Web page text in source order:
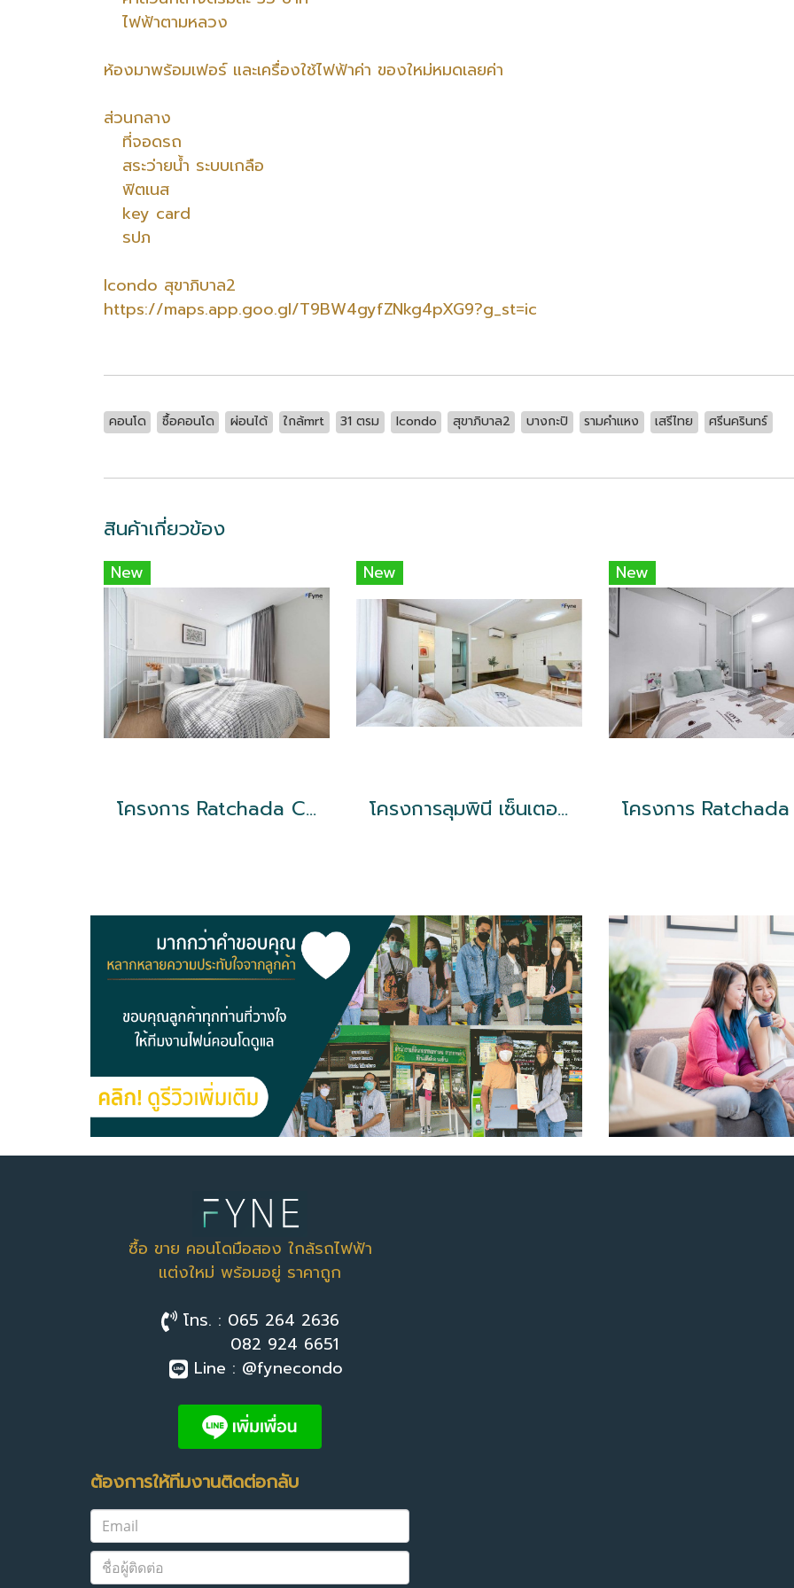
ไฟฟ้าตามหลวง
ห้องมาพร้อมเฟอร์ และเครื่องใช้ไฟฟ้าค่า ของใหม่หมดเลยค่า
ส่วนกลาง
ที่จอดรถ
สระว่ายน้ำ ระบบเกลือ
ฟิตเนส
key card
รปภ
Icondo สุขาภิบาล2
https://maps.app.goo.gl/T9BW4gyfZNkg4pXG9?g_st=ic
คอนโด ซื้อคอนโด ผ่อนได้ ใกล้mrt 31 ตรม Icondo สุขาภิบาล2 บางกะปิ รามคำแหง เสรีไทย ศรีนครินทร์
สินค้าเกี่ยวข้อง
New
โครงการ Ratchada City รัชดา18 ใกล้ MRT ห้วยขวาง
New
โครงการลุมพินี เซ็นเตอร์ ลาดพร้าว 111 ใกล้ MRT
New
ซื้อ ขาย คอนโดมือสอง ใกล้รถไฟฟ้า
แต่งใหม่ พร้อมอยู่ ราคาถูก
โทร. : 065 264 2636
082 924 6651
Line : @fynecondo
ต้องการให้ทีมงานติดต่อกลับ